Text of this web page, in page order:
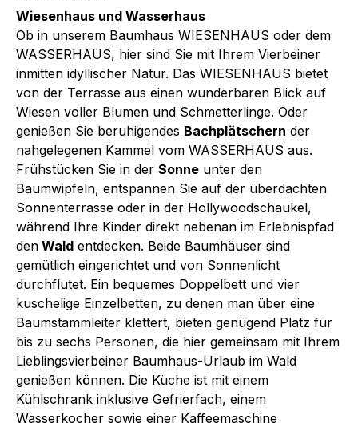
Wiesenhaus und Wasserhaus
Ob in unserem Baumhaus WIESENHAUS oder dem
WASSERHAUS, hier sind Sie mit Ihrem Vierbeiner
inmitten idyllischer Natur. Das WIESENHAUS bietet
von der Terrasse aus einen wunderbaren Blick auf
Wiesen voller Blumen und Schmetterlinge. Oder
genießen Sie beruhigendes Bachplätschern der
nahgelegenen Kammel vom WASSERHAUS aus.
Frühstücken Sie in der Sonne unter den
Baumwipfeln, entspannen Sie auf der überdachten
Sonnenterrasse oder in der Hollywoodschaukel,
während Ihre Kinder direkt nebenan im Erlebnispfad
den Wald entdecken. Beide Baumhäuser sind
gemütlich eingerichtet und von Sonnenlicht
durchflutet. Ein bequemes Doppelbett und vier
kuschelige Einzelbetten, zu denen man über eine
Baumstammleiter klettert, bieten genügend Platz für
bis zu sechs Personen, die hier gemeinsam mit Ihrem
Lieblingsvierbeiner Baumhaus-Urlaub im Wald
genießen können. Die Küche ist mit einem
Kühlschrank inklusive Gefrierfach, einem
Wasserkocher sowie einer Kaffeemaschine